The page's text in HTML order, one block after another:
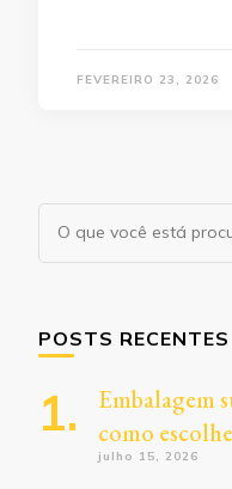
FEVEREIRO 23, 2026
Procurando
algo?
POSTS RECENTES
Embalagem
como
julho 15, 2026